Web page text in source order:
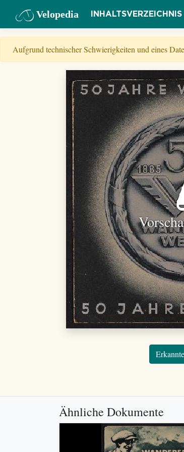
Velopedia INHALTSVERZEICHNIS
Aufgrund technischer Schwierigkeiten und eines
Ähnliche Dokumente